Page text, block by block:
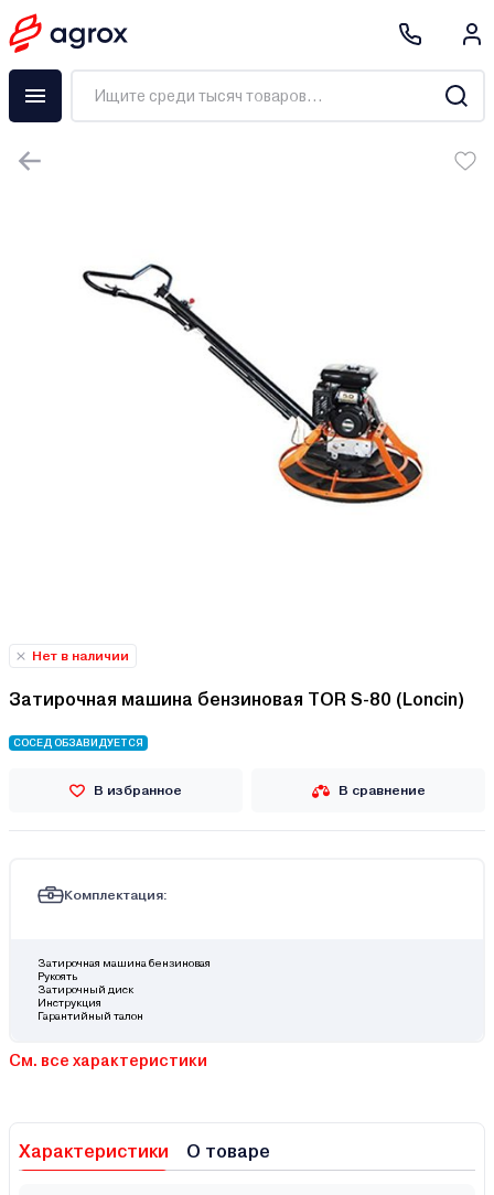
Нет в наличии
Затирочная машина бензиновая TOR S-80 (Loncin)
СОСЕД ОБЗАВИДУЕТСЯ
В избранное В сравнение
Комплектация:
Затирочная машина бензиновая
Рукоять
Затирочный диск
Инструкция
Гарантийный талон
См. все характеристики
Характеристики О товаре